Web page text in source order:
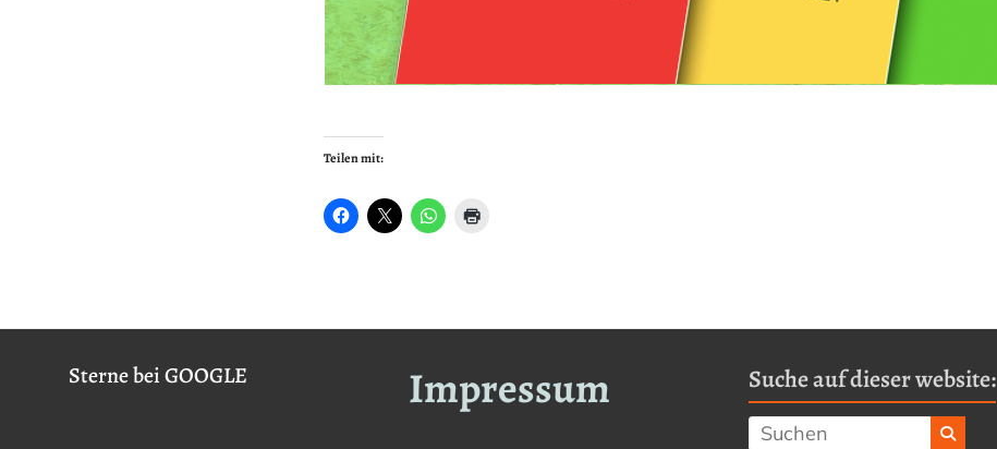
Teilen mit:
Sterne bei GOOGLE Impressum Suche auf dieser website: